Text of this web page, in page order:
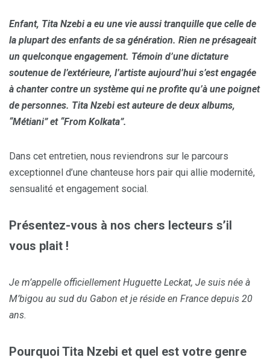
Enfant, Tita Nzebi a eu une vie aussi tranquille que celle de
la plupart des enfants de sa génération. Rien ne présageait
un quelconque engagement. Témoin d’une dictature
soutenue de l’extérieure, l’artiste aujourd’hui s’est engagée
à chanter contre un système qui ne profite qu’à une poignet
de personnes. Tita Nzebi est auteure de deux albums,
“Métiani” et “From Kolkata”.
Dans cet entretien, nous reviendrons sur le parcours
exceptionnel d’une chanteuse hors pair qui allie modernité,
sensualité et engagement social.
Présentez-vous à nos chers lecteurs s’il
vous plait !
Je m’appelle officiellement Huguette Leckat, Je suis née à
M’bigou au sud du Gabon et je réside en France depuis 20
ans.
Pourquoi Tita Nzebi et quel est votre genre